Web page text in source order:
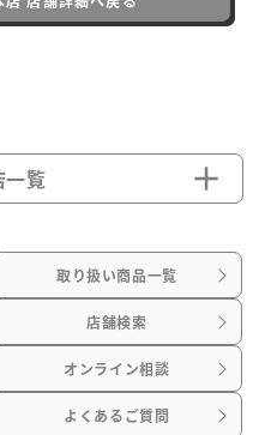
一覧
取り扱い商品一覧
店舗検索
オンライン相談
よくあるご質問